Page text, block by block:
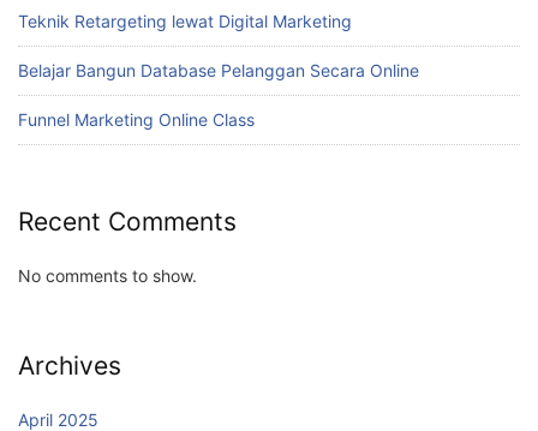
Teknik Retargeting lewat Digital Marketing
Belajar Bangun Database Pelanggan Secara Online
Funnel Marketing Online Class
Recent Comments
No comments to show.
Archives
April 2025